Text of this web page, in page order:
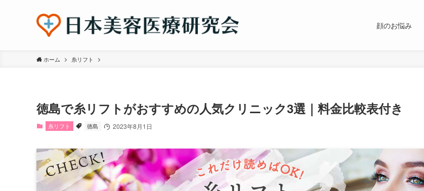
顔のお悩み
ホーム 糸リフト
徳島で糸リフトがおすすめの人気クリニック3選｜料金比較表付き
糸リフト 徳島 2023年8月1日